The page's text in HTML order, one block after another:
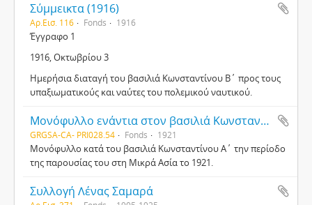
Σύμμεικτα (1916)
Αρ.Εισ. 116 Fonds 1916
Έγγραφο 1
1916, Οκτωβρίου 3
Ημερήσια διαταγή του βασιλιά Κωνσταντίνου Β΄ προς τους
υπαξιωματικούς και ναύτες του πολεμικού ναυτικού.
Μονόφυλλο ενάντια στον βασιλιά Κωνσταντίνο Α΄ (Κ312)
GRGSA-CA- PRI028.54 Fonds 1921
Μονόφυλλο κατά του βασιλιά Κωνσταντίνου Α΄ την περίοδο
της παρουσίας του στη Μικρά Ασία το 1921.
Συλλογή Λένας Σαμαρά